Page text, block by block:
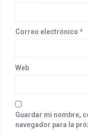
Correo electrónico *
Web
Guardar mi nombre,
navegador para la